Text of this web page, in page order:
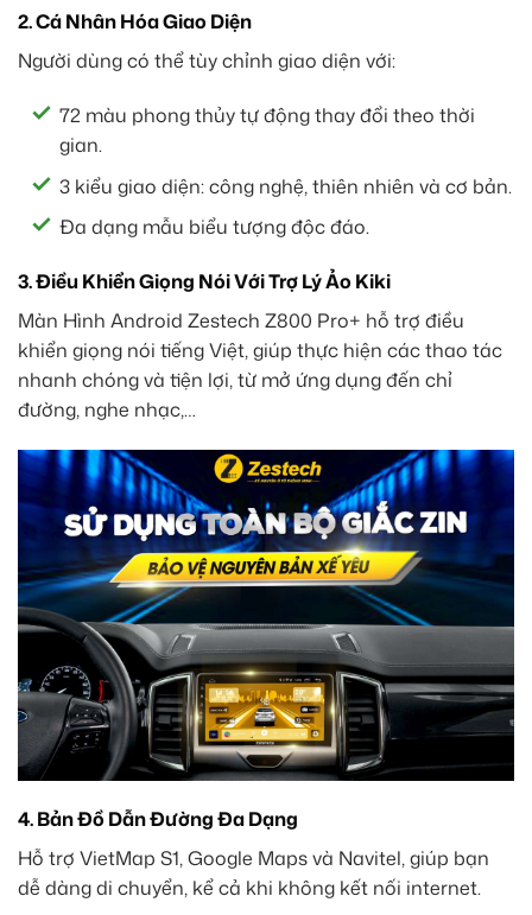
2. Cá Nhân Hóa Giao Diện
Người dùng có thể tùy chỉnh giao diện với:
72 màu phong thủy tự động thay đổi theo thời
gian.
3 kiểu giao diện: công nghệ, thiên nhiên và cơ bản.
Đa dạng mẫu biểu tượng độc đáo.
3. Điều Khiển Giọng Nói Với Trợ Lý Ảo Kiki
Màn Hình Android Zestech Z800 Pro+ hỗ trợ điều
khiển giọng nói tiếng Việt, giúp thực hiện các thao tác
nhanh chóng và tiện lợi, từ mở ứng dụng đến chỉ
đường, nghe nhạc,…
4. Bản Đồ Dẫn Đường Đa Dạng
Hỗ trợ VietMap S1, Google Maps và Navitel, giúp bạn
dễ dàng di chuyển, kể cả khi không kết nối internet.